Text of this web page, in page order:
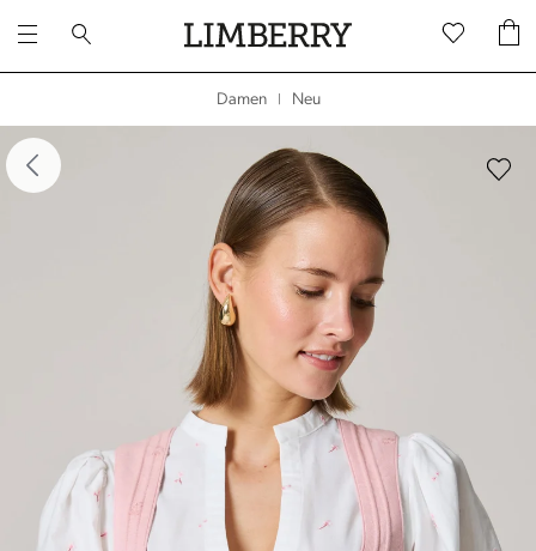
Damen Neu
überspringen